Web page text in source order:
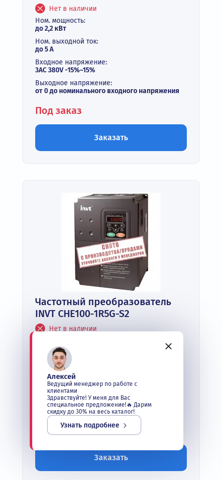
Нет в наличии
Ном. мощность:
до 2,2 кВт
Ном. выходной ток:
до 5 А
Входное напряжение:
3AC 380V -15%~15%
Выходное напряжение:
от 0 до номинального входного напряжения
Под заказ
Заказать
Частотный преобразователь
INVT CHE100-1R5G-S2
Нет в наличии
до 1,5 кВт
Ном. выходной ток:
до 7 А
Входное напряжение:
1 фаза 220В -15%~15%
Выходное напряжение:
3 фазы до 220В
Под заказ
Заказать
Алексей
Ведущий менеджер по работе с
клиентами
Здравствуйте! У меня для Вас
специальное предложение!🔥 Дарим
скидку до 30% на весь каталог!
Узнать подробнее